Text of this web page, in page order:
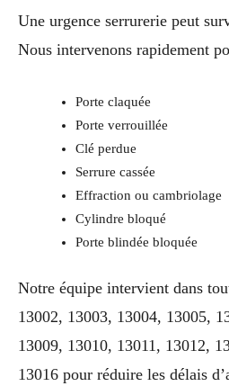
Une urgence serrurerie peut
Nous intervenons rapidement
Porte claquée
Porte verrouillée
Clé perdue
Serrure cassée
Effraction ou cambriolage
Cylindre bloqué
Porte blindée bloquée
Notre équipe intervient dans
13002, 13003, 13004, 13005,
13009, 13010, 13011, 13012,
13016 pour réduire les délais